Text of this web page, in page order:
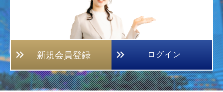
新規会員登録 ログイン